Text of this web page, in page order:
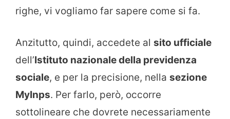
righe, vi vogliamo far sapere come si fa.
Anzitutto, quindi, accedete al sito ufficiale
dell’Istituto nazionale della previdenza
sociale, e per la precisione, nella sezione
MyInps. Per farlo, però, occorre
sottolineare che dovrete necessariamente